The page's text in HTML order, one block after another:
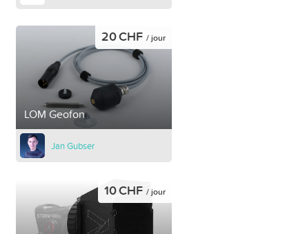
LOM Geofon
20 CHF / jour
Jan Gubser
10 CHF / jour